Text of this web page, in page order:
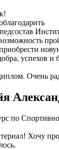
успехов и
Очень
по
Хочу